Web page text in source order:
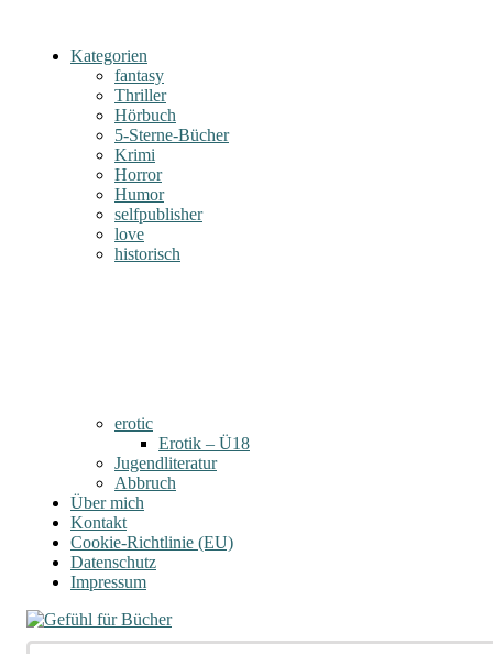
Kategorien
fantasy
Thriller
Hörbuch
5-Sterne-Bücher
Krimi
Horror
Humor
selfpublisher
love
historisch
erotic
Erotik – Ü18
Jugendliteratur
Abbruch
Über mich
Kontakt
Cookie-Richtlinie (EU)
Datenschutz
Impressum